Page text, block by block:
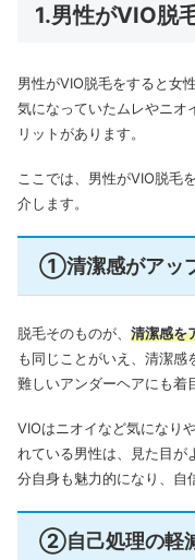
1.男性がVIO脱
男性がVIO脱毛をすると女
気になっていたムレやニオ
リットがあります。
ここでは、男性がVIO脱毛
介します。
①清潔感がアッ
脱毛そのものが、 清潔感を
も同じことがいえ、清潔
難しいアンダーヘアにも着
VIOはニオイなど気になり
れている男性は、見た目が
分自身も魅力的になり、自
②自己処理の軽